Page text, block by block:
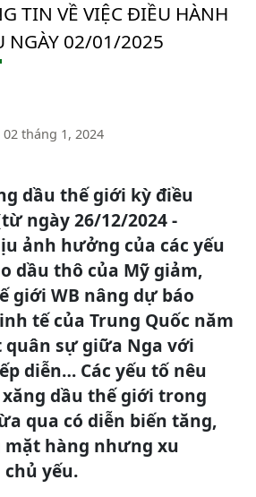
TIN VỀ VIỆC ĐIỀU HÀNH
NGÀY 02/01/2025
02 tháng 1, 2024
dầu thế giới kỳ điều
ngày 26/12/2024 -
ảnh hưởng của các yếu
dầu thô của Mỹ giảm,
giới WB nâng dự báo
tế của Trung Quốc năm
quân sự giữa Nga với
diễn… Các yếu tố nêu
dầu thế giới trong
qua có diễn biến tăng,
hàng nhưng xu
yếu.